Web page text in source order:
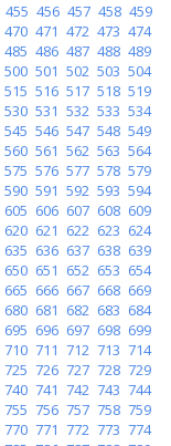
455 456 457 458 459
470 471 472 473 474
485 486 487 488 489
500 501 502 503 504
515 516 517 518 519
530 531 532 533 534
545 546 547 548 549
560 561 562 563 564
575 576 577 578 579
590 591 592 593 594
605 606 607 608 609
620 621 622 623 624
635 636 637 638 639
650 651 652 653 654
665 666 667 668 669
680 681 682 683 684
695 696 697 698 699
710 711 712 713 714
725 726 727 728 729
740 741 742 743 744
755 756 757 758 759
770 771 772 773 774